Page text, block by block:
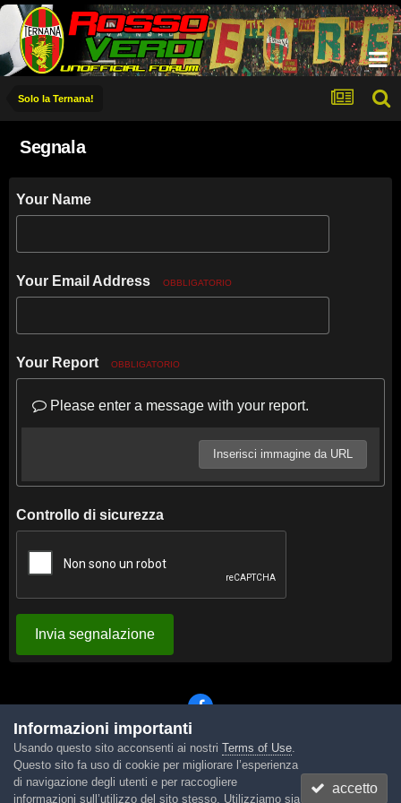
Solo la Ternana!
Segnala
Your Name
Your Email Address OBBLIGATORIO
Your Report OBBLIGATORIO
Please enter a message with your report.
Inserisci immagine da URL
Controllo di sicurezza
Invia segnalazione
Lingua Tema Contattaci Cookies
Powered by Invision Community
Informazioni importanti
Usando questo sito acconsenti ai nostri Terms of Use.
Questo sito fa uso di cookie per migliorare l’esperienza
di navigazione degli utenti e per raccogliere
informazioni sull’utilizzo del sito stesso. Utilizziamo sia
accetto